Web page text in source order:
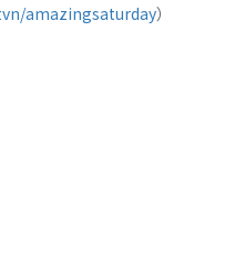
amazingsaturday）